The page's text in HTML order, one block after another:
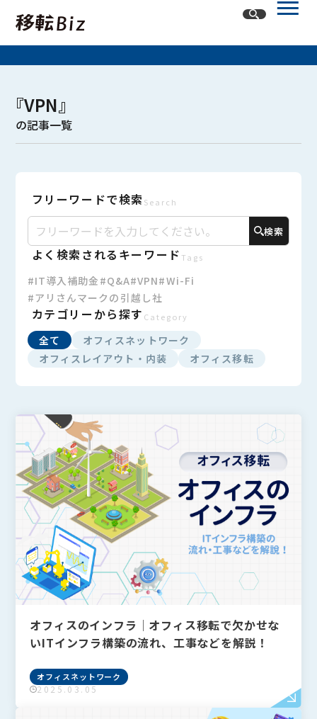
記事一覧
カテゴリー
オフィスレイアウト・内装
『VPN』
の記事一覧
フリーワードで検索 Search
検索
よく検索されるキーワード Tags
#IT導入補助金 #Q&A#VPN#Wi-Fi
#アリさんマークの引越し社
カテゴリーから探す Category
全て
オフィスネットワーク
オフィスレイアウト・内装
オフィス移転
オフィスのインフラ│オフィス移転で欠かせな
いITインフラ構築の流れ、工事などを解説！
オフィスネットワーク
2025.03.05